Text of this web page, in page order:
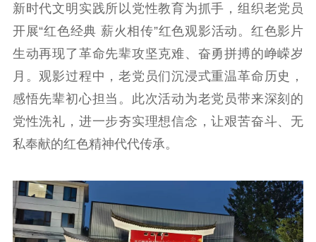
新时代文明实践所以党性教育为抓手，组织老党员
开展“红色经典 薪火相传”红色观影活动。红色影片
生动再现了革命先辈攻坚克难、奋勇拼搏的峥嵘岁
月。观影过程中，老党员们沉浸式重温革命历史，
感悟先辈初心担当。此次活动为老党员带来深刻的
党性洗礼，进一步夯实理想信念，让艰苦奋斗、无
私奉献的红色精神代代传承。